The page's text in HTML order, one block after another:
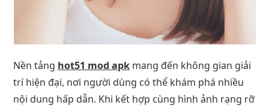
Nền tảng hot51 mod apk mang đến không gian giải
trí hiện đại, nơi người dùng có thể khám phá nhiều
nội dung hấp dẫn. Khi kết hợp cùng hình ảnh rạng rỡ